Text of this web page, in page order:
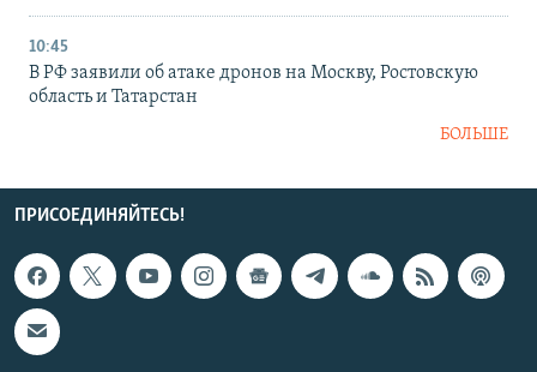
10:45
В РФ заявили об атаке дронов на Москву, Ростовскую
область и Татарстан
БОЛЬШЕ
ПРИСОЕДИНЯЙТЕСЬ!